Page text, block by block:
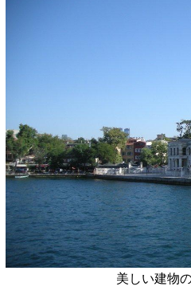
美しい建物